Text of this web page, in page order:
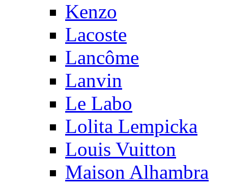
Kenzo
Lacoste
Lancôme
Lanvin
Le Labo
Lolita Lempicka
Louis Vuitton
Maison Alhambra